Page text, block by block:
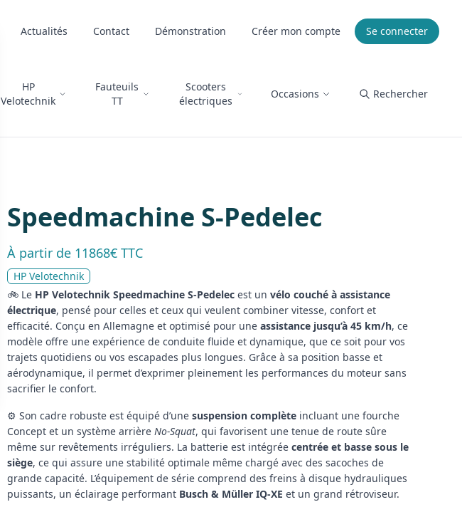
Actualités Contact Démonstration Créer mon compte Se connecter
HP
Velotechnik
Fauteuils
TT
Scooters
électriques
Occasions Rechercher
Speedmachine S-Pedelec
À partir de 11868€ TTC
HP Velotechnik
🚲 Le HP Velotechnik Speedmachine S-Pedelec est un vélo couché à assistance
électrique, pensé pour celles et ceux qui veulent combiner vitesse, confort et
efficacité. Conçu en Allemagne et optimisé pour une assistance jusqu’à 45 km/h, ce
modèle offre une expérience de conduite fluide et dynamique, que ce soit pour vos
trajets quotidiens ou vos escapades plus longues. Grâce à sa position basse et
aérodynamique, il permet d’exprimer pleinement les performances du moteur sans
sacrifier le confort.
⚙️ Son cadre robuste est équipé d’une suspension complète incluant une fourche
Concept et un système arrière No-Squat, qui favorisent une tenue de route sûre
même sur revêtements irréguliers. La batterie est intégrée centrée et basse sous le
siège, ce qui assure une stabilité optimale même chargé avec des sacoches de
grande capacité. L’équipement de série comprend des freins à disque hydrauliques
puissants, un éclairage performant Busch & Müller IQ-XE et un grand rétroviseur.